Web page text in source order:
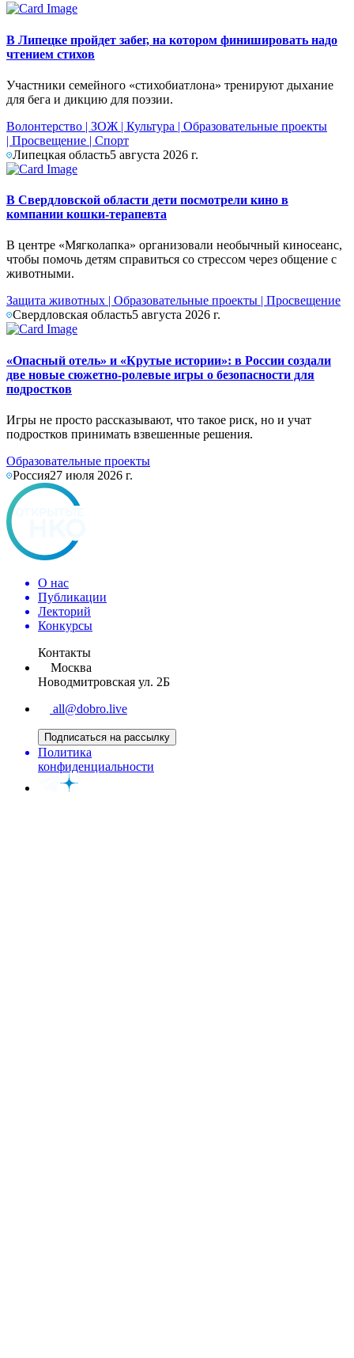
В Липецке пройдет забег, на котором финишировать надо
чтением стихов
Участники семейного «стихобиатлона» тренируют дыхание
для бега и дикцию для поэзии.
Волонтерство | ЗОЖ | Культура | Образовательные проекты
| Просвещение | Спорт
Липецкая область5 августа 2026 г.
В Свердловской области дети посмотрели кино в
компании кошки-терапевта
В центре «Мягколапка» организовали необычный киносеанс,
чтобы помочь детям справиться со стрессом через общение с
животными.
Защита животных | Образовательные проекты | Просвещение
Свердловская область5 августа 2026 г.
«Опасный отель» и «Крутые истории»: в России создали
две новые сюжетно-ролевые игры о безопасности для
подростков
Игры не просто рассказывают, что такое риск, но и учат
подростков принимать взвешенные решения.
Образовательные проекты
Россия27 июля 2026 г.
О нас
Публикации
Лекторий
Конкурсы
Контакты
Москва
Новодмитровская ул. 2Б
all@dobro.live
Подписаться на рассылку
Политика
конфиденциальности